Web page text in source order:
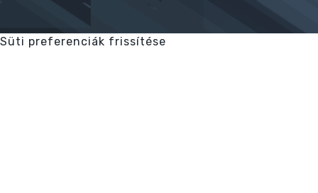
Süti preferenciák frissítése